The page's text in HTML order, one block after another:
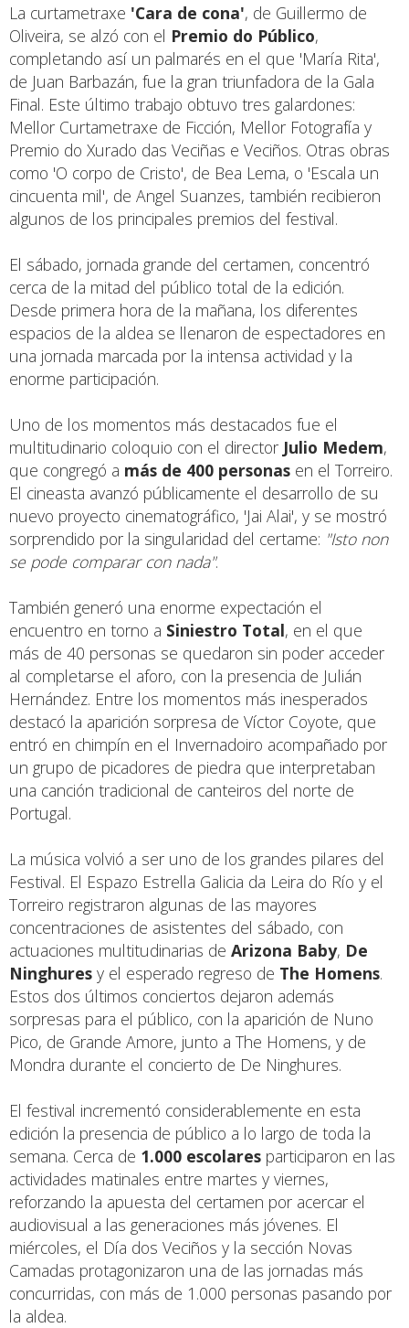
La curtametraxe 'Cara de cona', de Guillermo de
Oliveira, se alzó con el Premio do Público,
completando así un palmarés en el que 'María Rita',
de Juan Barbazán, fue la gran triunfadora de la Gala
Final. Este último trabajo obtuvo tres galardones:
Mellor Curtametraxe de Ficción, Mellor Fotografía y
Premio do Xurado das Veciñas e Veciños. Otras obras
como 'O corpo de Cristo', de Bea Lema, o 'Escala un
cincuenta mil', de Angel Suanzes, también recibieron
algunos de los principales premios del festival.
El sábado, jornada grande del certamen, concentró
cerca de la mitad del público total de la edición.
Desde primera hora de la mañana, los diferentes
espacios de la aldea se llenaron de espectadores en
una jornada marcada por la intensa actividad y la
enorme participación.
Uno de los momentos más destacados fue el
multitudinario coloquio con el director Julio Medem,
que congregó a más de 400 personas en el Torreiro.
El cineasta avanzó públicamente el desarrollo de su
nuevo proyecto cinematográfico, 'Jai Alai', y se mostró
sorprendido por la singularidad del certame: "Isto non
se pode comparar con nada".
También generó una enorme expectación el
encuentro en torno a Siniestro Total, en el que
más de 40 personas se quedaron sin poder acceder
al completarse el aforo, con la presencia de Julián
Hernández. Entre los momentos más inesperados
destacó la aparición sorpresa de Víctor Coyote, que
entró en chimpín en el Invernadoiro acompañado por
un grupo de picadores de piedra que interpretaban
una canción tradicional de canteiros del norte de
Portugal.
La música volvió a ser uno de los grandes pilares del
Festival. El Espazo Estrella Galicia da Leira do Río y el
Torreiro registraron algunas de las mayores
concentraciones de asistentes del sábado, con
actuaciones multitudinarias de Arizona Baby, De
Ninghures y el esperado regreso de The Homens.
Estos dos últimos conciertos dejaron además
sorpresas para el público, con la aparición de Nuno
Pico, de Grande Amore, junto a The Homens, y de
Mondra durante el concierto de De Ninghures.
El festival incrementó considerablemente en esta
edición la presencia de público a lo largo de toda la
semana. Cerca de 1.000 escolares participaron en las
actividades matinales entre martes y viernes,
reforzando la apuesta del certamen por acercar el
audiovisual a las generaciones más jóvenes. El
miércoles, el Día dos Veciños y la sección Novas
Camadas protagonizaron una de las jornadas más
concurridas, con más de 1.000 personas pasando por
la aldea.